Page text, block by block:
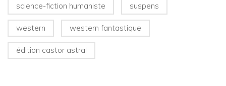
science-fiction humaniste suspens
western western fantastique
édition castor astral